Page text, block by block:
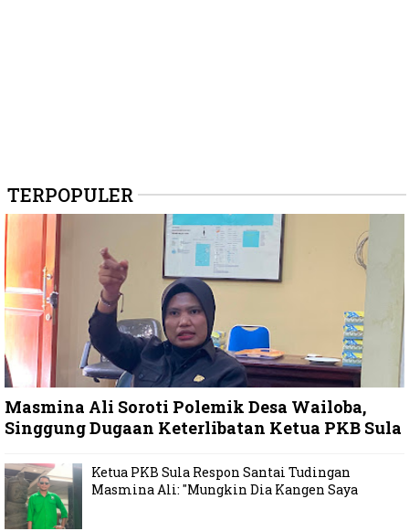
TERPOPULER
Masmina Ali Soroti Polemik Desa Wailoba,
Singgung Dugaan Keterlibatan Ketua PKB Sula
Ketua PKB Sula Respon Santai Tudingan
Masmina Ali: "Mungkin Dia Kangen Saya